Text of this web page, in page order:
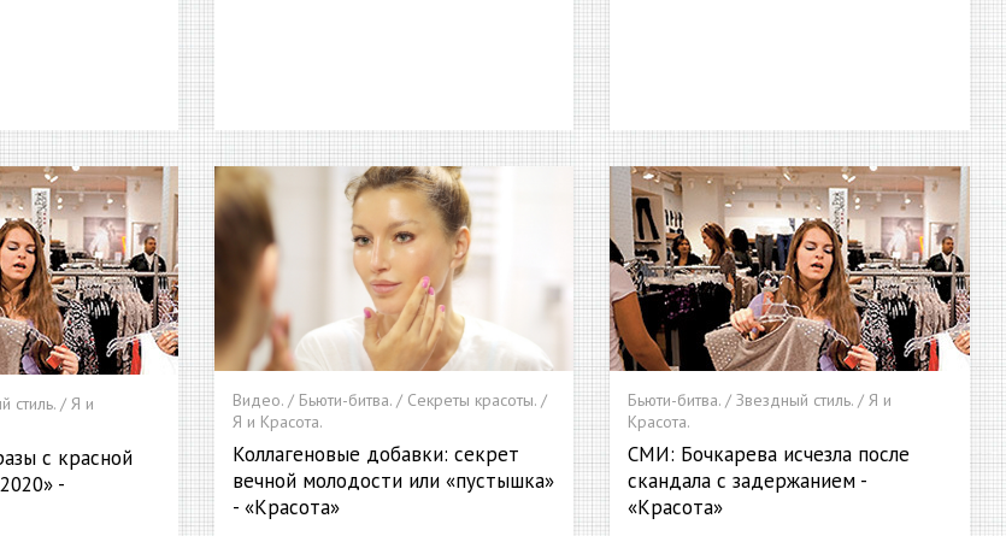
стиль. / Я и
с красной
-
Видео. / Бьюти-битва. / Секреты красоты. /
Я и Красота.
Коллагеновые добавки: секрет
вечной молодости или «пустышка»
- «Красота»
Бьюти-битва. / Звездный стиль. / Я и
Красота.
СМИ: Бочкарева исчезла после
скандала с задержанием -
«Красота»